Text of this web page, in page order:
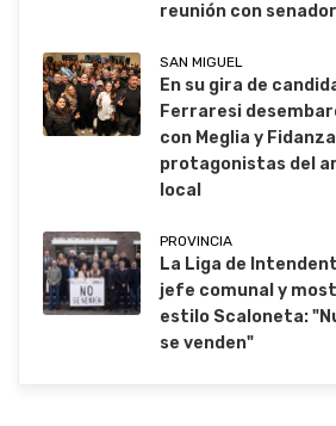
reunión con
SAN MIGUEL
En su gira de
Ferraresi
con Meglia y
protagonistas del
local
PROVINCIA
La Liga de
jefe comunal y
estilo Scaloneta:
se venden"